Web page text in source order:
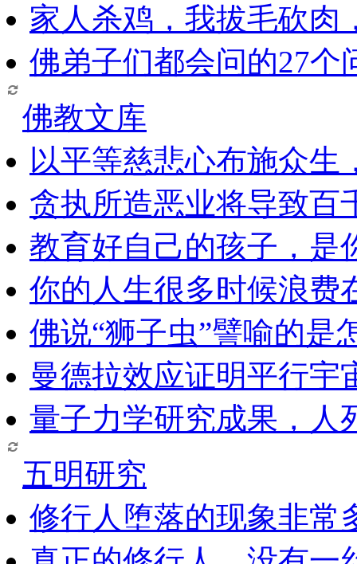
家人杀鸡，我拔毛砍肉
佛弟子们都会问的27个
佛教文库
以平等慈悲心布施众生
贪执所造恶业将导致百
教育好自己的孩子，是
你的人生很多时候浪费
佛说“狮子虫”譬喻的是
曼德拉效应证明平行宇
量子力学研究成果，人
五明研究
修行人堕落的现象非常